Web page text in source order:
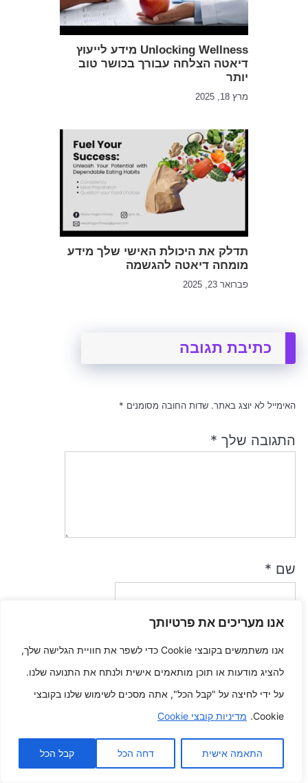
אנו מעריכים את פרטיותך
אנו משתמשים בקובצי Cookie כדי לשפר את חוויית הגלישה שלך,
להציג מודעות או תוכן מותאמים אישית ולנתח את התנועה שלנו.
על ידי לחיצה על "קבל הכל", אתה מסכים לשימוש שלנו בקובצי
Cookie. מדיניות קובצי Cookie
התאמה אישית דחה הכל קבל הכל
Unlocking Wellness מידע לייעוץ
דיאטה הצלחה עבורך בכושר טוב
יותר
מרץ 18, 2025
תדלק את היכולת האישי שלך מידע
מומחה דיאטה להגשמה
פברואר 23, 2025
כתיבת תגובה
האימייל לא יוצג באתר. שדות החובה מסומנים *
התגובה שלך *
שם *
אימייל*
שמור בדפדפן זה את השם, האימייל והאתר שלי לפעם הבאה שאגיב.